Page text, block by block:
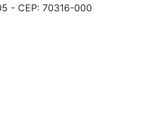
- CEP: 70316-000